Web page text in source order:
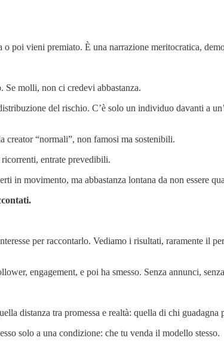
poi vieni premiato. È una narrazione meritocratica,
Se molli, non ci credevi abbastanza.
del rischio. C’è solo un individuo davanti a
creator “normali”, non famosi ma sostenibili.
entrate prevedibili.
in movimento, ma abbastanza lontana da non essere
per raccontarlo. Vediamo i risultati, raramente il
engagement, e poi ha smesso. Senza annunci,
distanza tra promessa e realtà: quella di chi guadagna
solo a una condizione: che tu venda il modello stesso.